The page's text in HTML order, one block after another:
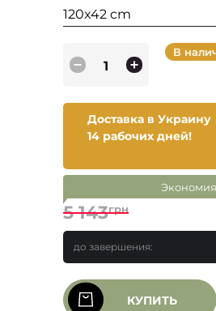
120x42 cm
В
Доставка в Украину
14 рабочих дней!
5 143грн
до завершения:
КУПИТЬ